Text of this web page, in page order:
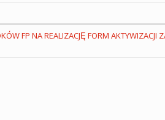
FP NA REALIZACJĘ FORM AKTYWIZACJI